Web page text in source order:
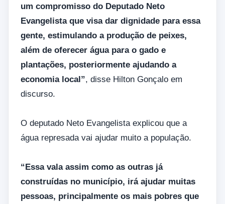
um compromisso do Deputado Neto
Evangelista que visa dar dignidade para essa
gente, estimulando a produção de peixes,
além de oferecer água para o gado e
plantações, posteriormente ajudando a
economia local”, disse Hilton Gonçalo em
discurso.
O deputado Neto Evangelista explicou que a
água represada vai ajudar muito a população.
“Essa vala assim como as outras já
construídas no município, irá ajudar muitas
pessoas, principalmente os mais pobres que